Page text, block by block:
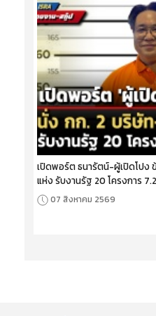
เปิดพอร์ต ธนารัตน์-ผู้เปิดโปง
แห่ง รับงานรัฐ 20 โครงการ
07 สิงหาคม 2569